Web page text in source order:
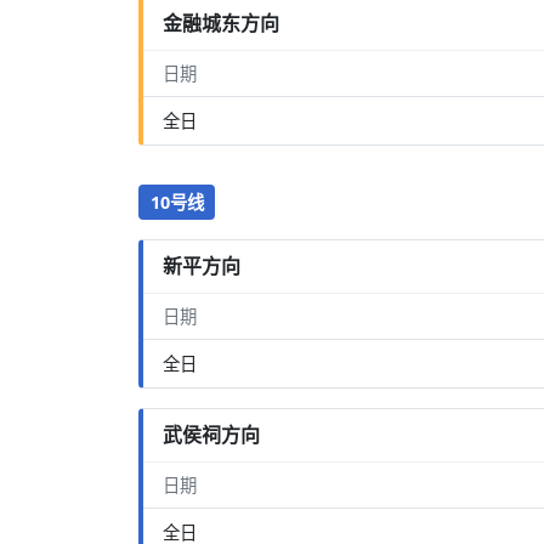
金融城东方向
日期
全日
10号线
新平方向
日期
全日
武侯祠方向
日期
全日